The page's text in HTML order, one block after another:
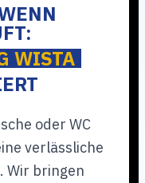
WISTA
oder WC
verlässliche
Wir bringen